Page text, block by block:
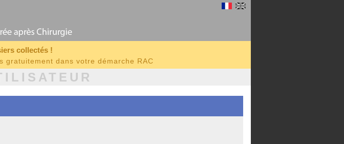
collectés !
gratuitement dans votre démarche RAC